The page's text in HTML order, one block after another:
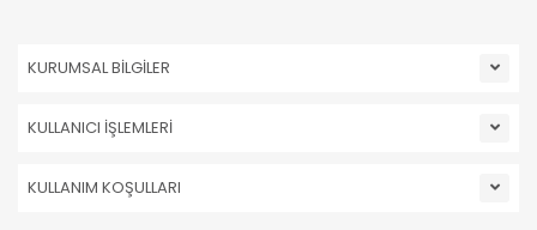
KURUMSAL BİLGİLER
KULLANICI İŞLEMLERİ
KULLANIM KOŞULLARI